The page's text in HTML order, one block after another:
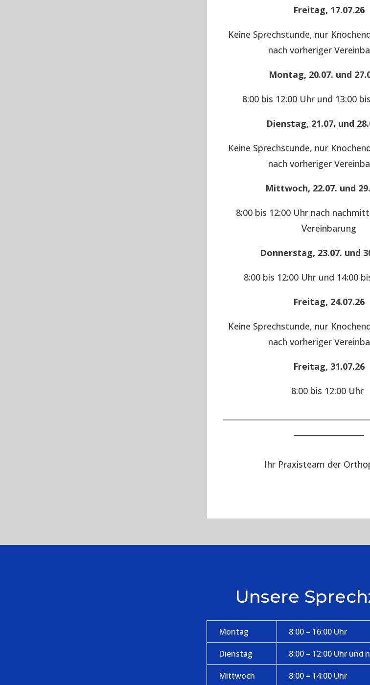
Freitag, 17.07.26
Keine Sprechstunde, nur
nach vorheriger
Montag, 20.07. und
8:00 bis 12:00 Uhr und 13:00
Dienstag, 21.07. und
Keine Sprechstunde, nur
nach vorheriger
Mittwoch, 22.07. und
8:00 bis 12:00 Uhr nach
Vereinbarung
Donnerstag, 23.07. und
8:00 bis 12:00 Uhr und 14:00
Freitag, 24.07.26
Keine Sprechstunde, nur
nach vorheriger
Freitag, 31.07.26
8:00 bis 12:00 Uhr
Ihr Praxisteam der
Unsere
Montag 8:00 – 16:00 Uhr
Dienstag 8:00 – 12:00 Uhr und
Mittwoch 8:00 – 14:00 Uhr